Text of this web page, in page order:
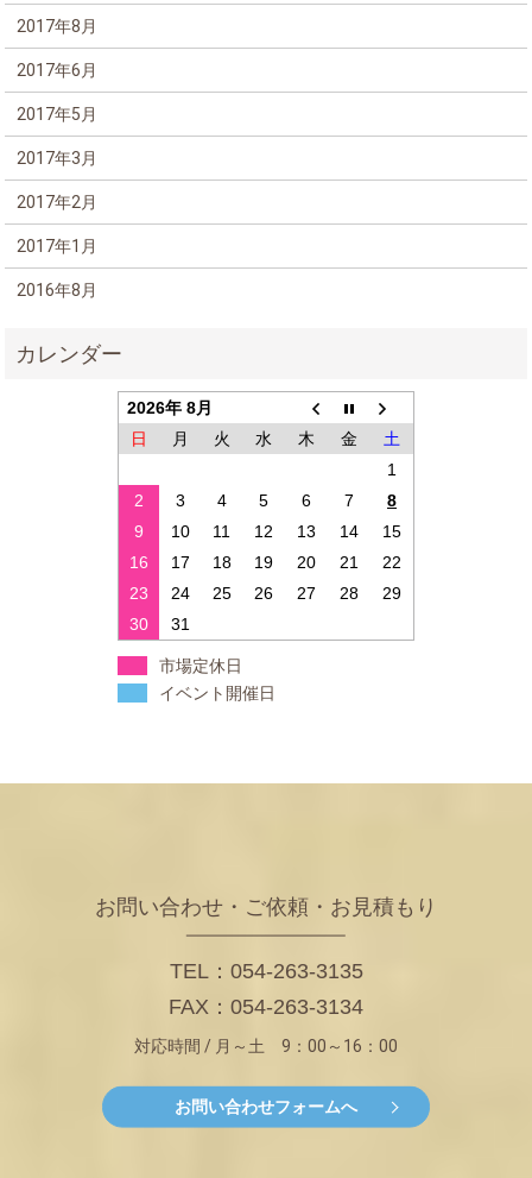
2017年8月
2017年6月
2017年5月
2017年3月
2017年2月
2017年1月
2016年8月
2026年 8月
日
月 火 水 木 金
土
1
2
3 4 5 6 7
8
9
10 11 12 13 14
15
16
17 18 19 20 21
22
23
24 25 26 27 28
29
30
31
市場定休日
イベント開催日
お問い合わせ・ご依頼・お見積もり
TEL：054-263-3135
FAX：054-263-3134
対応時間 / 月～土 9：00～16：00
お問い合わせフォームへ